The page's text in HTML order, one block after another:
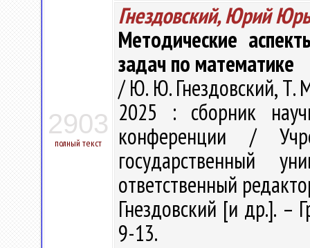
2903
полный текст
Гнездовский, Юрий
Методические
задач по математике
/ Ю. Ю. Гнездовский, Т.
2025 : сборник
конференции /
государственный
ответственный
Гнездовский [и др.]. –
9-13.